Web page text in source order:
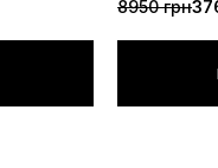
8950 грн